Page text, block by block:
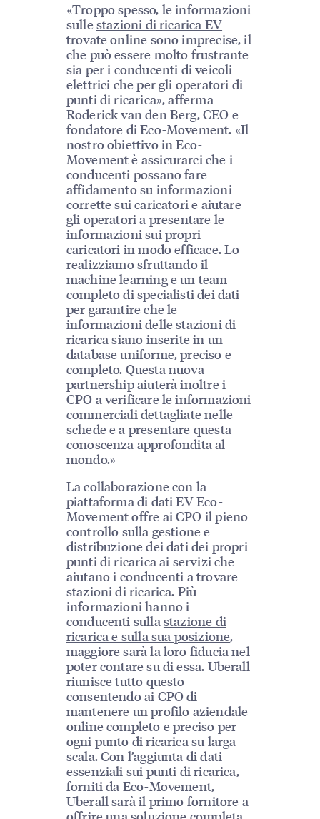
«Troppo spesso, le informazioni
sulle stazioni di ricarica EV
trovate online sono imprecise, il
che può essere molto frustrante
sia per i conducenti di veicoli
elettrici che per gli operatori di
punti di ricarica», afferma
Roderick van den Berg, CEO e
fondatore di Eco-Movement. «Il
nostro obiettivo in Eco-
Movement è assicurarci che i
conducenti possano fare
affidamento su informazioni
corrette sui caricatori e aiutare
gli operatori a presentare le
informazioni sui propri
caricatori in modo efficace. Lo
realizziamo sfruttando il
machine learning e un team
completo di specialisti dei dati
per garantire che le
informazioni delle stazioni di
ricarica siano inserite in un
database uniforme, preciso e
completo. Questa nuova
partnership aiuterà inoltre i
CPO a verificare le informazioni
commerciali dettagliate nelle
schede e a presentare questa
conoscenza approfondita al
mondo.»
La collaborazione con la
piattaforma di dati EV Eco-
Movement offre ai CPO il pieno
controllo sulla gestione e
distribuzione dei dati dei propri
punti di ricarica ai servizi che
aiutano i conducenti a trovare
stazioni di ricarica. Più
informazioni hanno i
conducenti sulla stazione di
ricarica e sulla sua posizione,
maggiore sarà la loro fiducia nel
poter contare su di essa. Uberall
riunisce tutto questo
consentendo ai CPO di
mantenere un profilo aziendale
online completo e preciso per
ogni punto di ricarica su larga
scala. Con l’aggiunta di dati
essenziali sui punti di ricarica,
forniti da Eco-Movement,
Uberall sarà il primo fornitore a